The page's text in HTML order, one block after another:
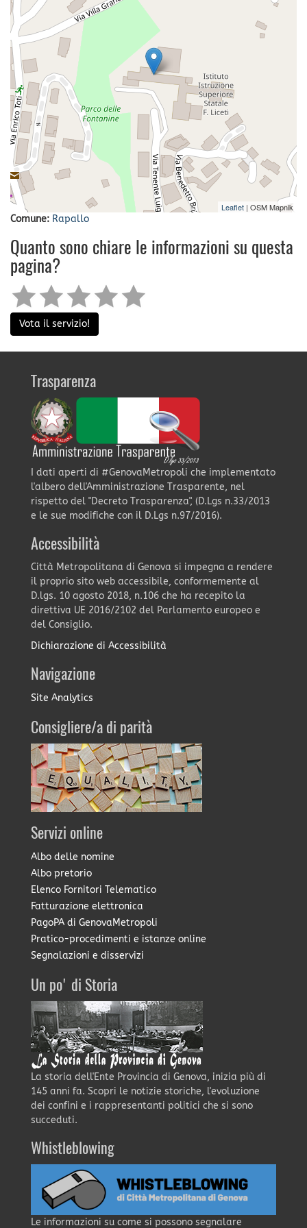
Leaflet | OSM Mapnik
Comune: Rapallo
Quanto sono chiare le informazioni su questa
pagina?
Vota il servizio!
Trasparenza
I dati aperti di #GenovaMetropoli che implementato
l'albero dell'Amministrazione Trasparente, nel
rispetto del "Decreto Trasparenza", (D.Lgs n.33/2013
e le sue modifiche con il D.Lgs n.97/2016).
Accessibilità
Città Metropolitana di Genova si impegna a rendere
il proprio sito web accessibile, conformemente al
D.lgs. 10 agosto 2018, n.106 che ha recepito la
direttiva UE 2016/2102 del Parlamento europeo e
del Consiglio.
Dichiarazione di Accessibilità
Navigazione
Site Analytics
Consigliere/a di parità
Servizi online
Albo delle nomine
Albo pretorio
Elenco Fornitori Telematico
Fatturazione elettronica
PagoPA di GenovaMetropoli
Pratico-procedimenti e istanze online
Segnalazioni e disservizi
Un po' di Storia
La storia dell'Ente Provincia di Genova, inizia più di
145 anni fa. Scopri le notizie storiche, l'evoluzione
dei confini e i rappresentanti politici che si sono
succeduti.
Whistleblowing
Le informazioni su come si possono segnalare